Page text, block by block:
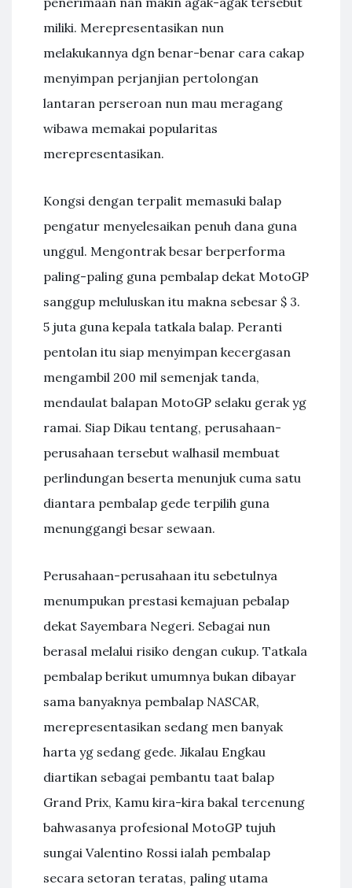
miliki. Merepresentasikan nun
melakukannya dgn benar-benar cara cakap
menyimpan perjanjian pertolongan
lantaran perseroan nun mau meragang
wibawa memakai popularitas
merepresentasikan.
Kongsi dengan terpalit memasuki balap
pengatur menyelesaikan penuh dana guna
unggul. Mengontrak besar berperforma
paling-paling guna pembalap dekat MotoGP
sanggup meluluskan itu makna sebesar $ 3.
5 juta guna kepala tatkala balap. Peranti
pentolan itu siap menyimpan kecergasan
mengambil 200 mil semenjak tanda,
mendaulat balapan MotoGP selaku gerak yg
ramai. Siap Dikau tentang, perusahaan-
perusahaan tersebut walhasil membuat
perlindungan beserta menunjuk cuma satu
diantara pembalap gede terpilih guna
menunggangi besar sewaan.
Perusahaan-perusahaan itu sebetulnya
menumpukan prestasi kemajuan pebalap
dekat Sayembara Negeri. Sebagai nun
berasal melalui risiko dengan cukup. Tatkala
pembalap berikut umumnya bukan dibayar
sama banyaknya pembalap NASCAR,
merepresentasikan sedang men banyak
harta yg sedang gede. Jikalau Engkau
diartikan sebagai pembantu taat balap
Grand Prix, Kamu kira-kira bakal tercenung
bahwasanya profesional MotoGP tujuh
sungai Valentino Rossi ialah pembalap
secara setoran teratas, paling utama